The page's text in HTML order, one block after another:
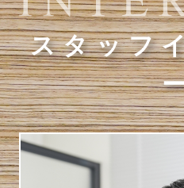
スタッフ